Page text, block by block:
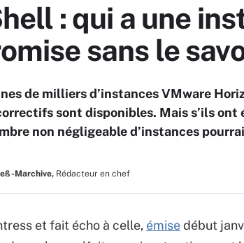
: qui a une
sans le
de milliers d’instances VMware
sont disponibles. Mais s’ils ont
non négligeable d’instances
Marchive, Rédacteur en chef
et fait écho à celle, émisedébut